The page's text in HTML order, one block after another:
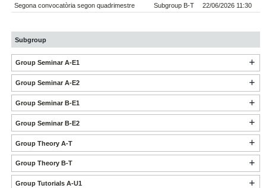
Segona convocatòria segon quadrimestre
Subgroup B-T 22/06/2026 11:30
Subgroup
Group Seminar A-E1
Group Seminar A-E2
Group Seminar B-E1
Group Seminar B-E2
Group Theory A-T
Group Theory B-T
Group Tutorials A-U1